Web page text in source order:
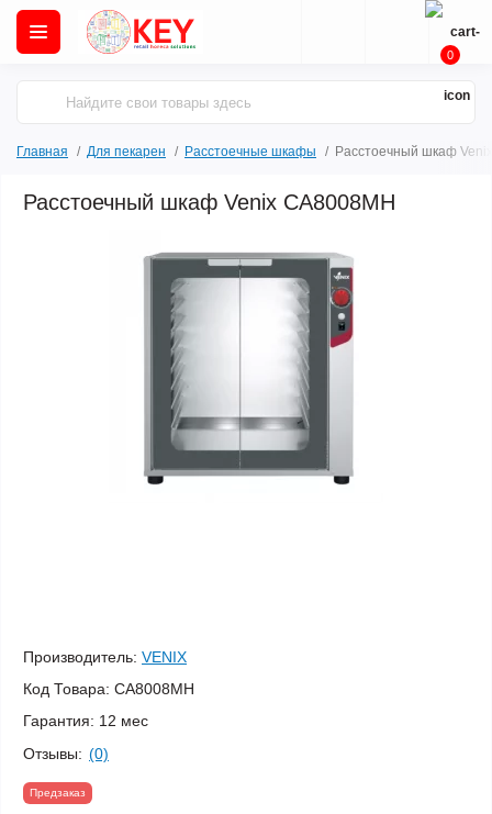
0
Главная Для пекарен Расстоечные шкафы Расстоечный шкаф
Расстоечный шкаф Venix CA8008MH
Производитель: VENIX
Код Товара: CA8008MH
Гарантия: 12 мес
Отзывы: (0)
Предзаказ